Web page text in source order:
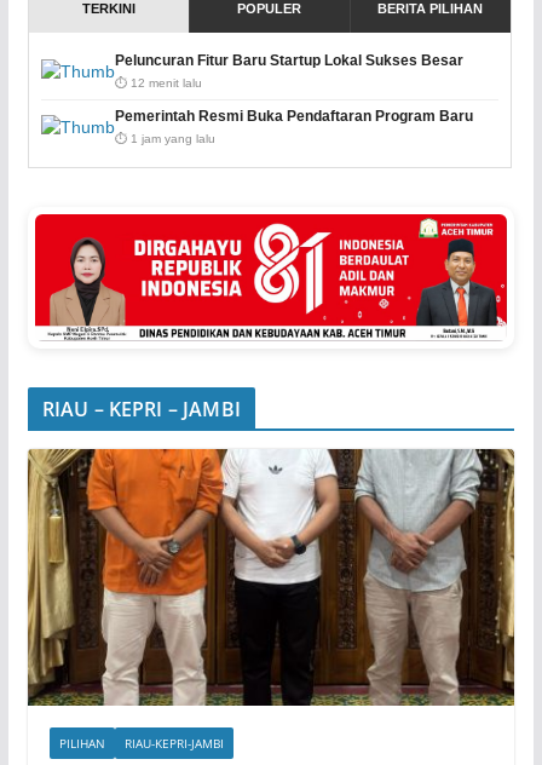
TERKINI POPULER BERITA PILIHAN
Peluncuran Fitur Baru Startup Lokal Sukses Besar
⏱️ 12 menit lalu
Pemerintah Resmi Buka Pendaftaran Program Baru
⏱️ 1 jam yang lalu
RIAU – KEPRI – JAMBI
PILIHAN RIAU-KEPRI-JAMBI